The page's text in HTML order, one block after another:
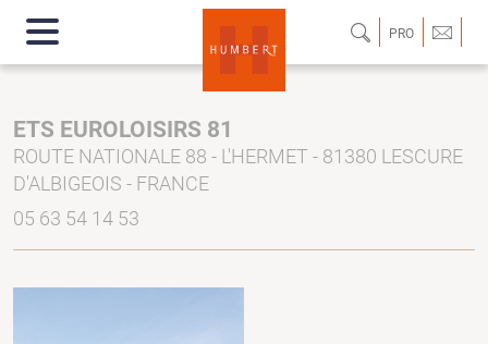
PRO
ETS EUROLOISIRS 81
ROUTE NATIONALE 88 - L'HERMET - 81380 LESCURE
D'ALBIGEOIS - FRANCE
05 63 54 14 53